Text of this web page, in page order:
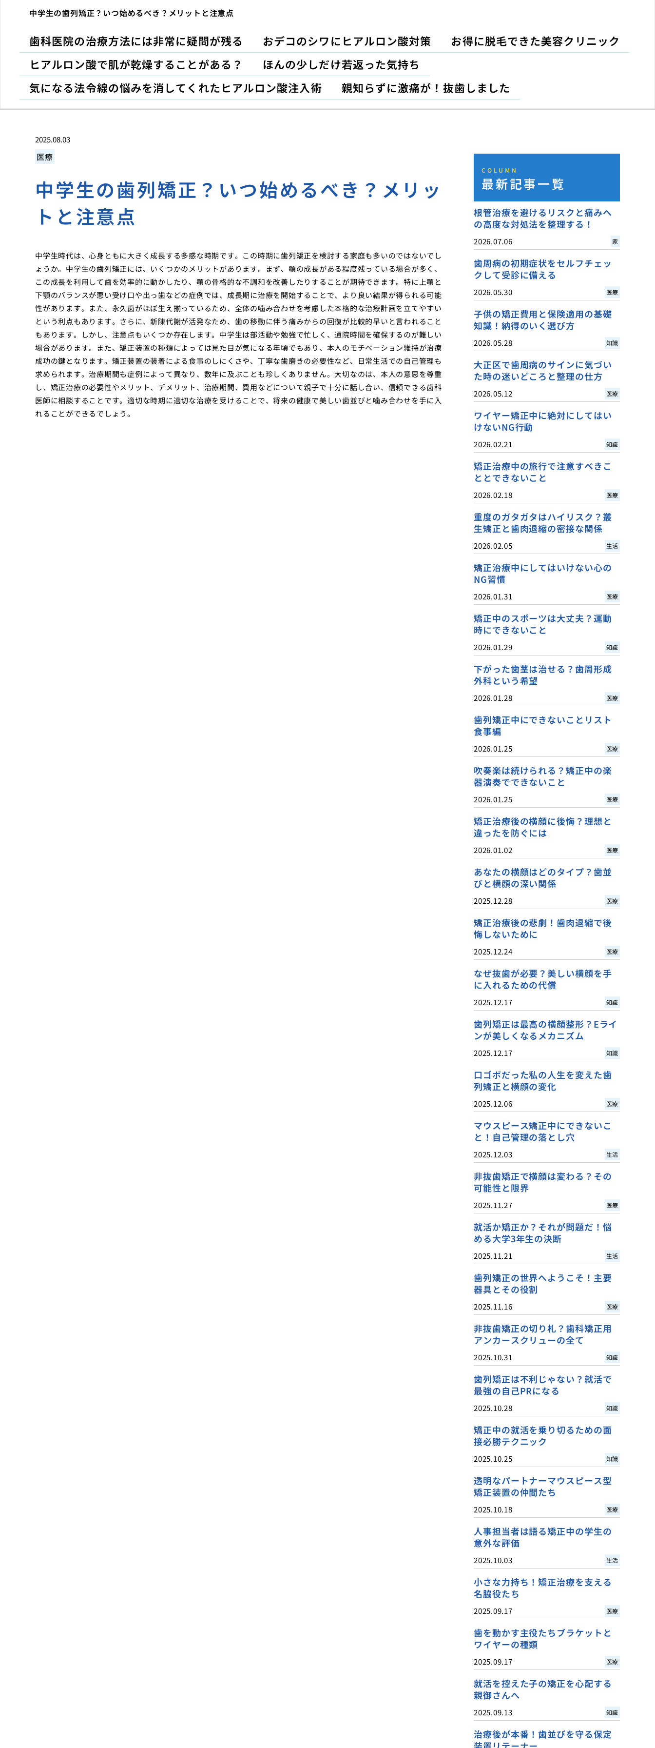
中学生の歯列矯正？いつ始めるべき？メリットと注意点
歯科医院の治療方法には非常に疑問が残る おデコのシワにヒアルロン酸対策
お得に脱毛できた美容クリニック
ヒアルロン酸で肌が乾燥することがある？
ほんの少しだけ若返った気持ち
気になる法令線の悩みを消してくれたヒアルロン酸注入術
親知らずに激痛が！抜歯しました
2025.08.03
医療
中学生の歯列矯正？いつ始めるべき？メリッ
トと注意点
中学生時代は、心身ともに大きく成長する多感な時期です。この時期に歯列矯正を検討する家庭も多いのではないでし
ょうか。中学生の歯列矯正には、いくつかのメリットがあります。まず、顎の成長がある程度残っている場合が多く、
この成長を利用して歯を効率的に動かしたり、顎の骨格的な不調和を改善したりすることが期待できます。特に上顎と
下顎のバランスが悪い受け口や出っ歯などの症例では、成長期に治療を開始することで、より良い結果が得られる可能
性があります。また、永久歯がほぼ生え揃っているため、全体の噛み合わせを考慮した本格的な治療計画を立てやすい
という利点もあります。さらに、新陳代謝が活発なため、歯の移動に伴う痛みからの回復が比較的早いと言われること
もあります。しかし、注意点もいくつか存在します。中学生は部活動や勉強で忙しく、通院時間を確保するのが難しい
場合があります。また、矯正装置の種類によっては見た目が気になる年頃でもあり、本人のモチベーション維持が治療
成功の鍵となります。矯正装置の装着による食事のしにくさや、丁寧な歯磨きの必要性など、日常生活での自己管理も
求められます。治療期間も症例によって異なり、数年に及ぶことも珍しくありません。大切なのは、本人の意思を尊重
し、矯正治療の必要性やメリット、デメリット、治療期間、費用などについて親子で十分に話し合い、信頼できる歯科
医師に相談することです。適切な時期に適切な治療を受けることで、将来の健康で美しい歯並びと噛み合わせを手に入
れることができるでしょう。
COLUMN
最新記事一覧
根管治療を避けるリスクと痛みへ
の高度な対処法を整理する！
2026.07.06 家
歯周病の初期症状をセルフチェッ
クして受診に備える
2026.05.30 医療
子供の矯正費用と保険適用の基礎
知識！納得のいく選び方
2026.05.28 知識
大正区で歯周病のサインに気づい
た時の迷いどころと整理の仕方
2026.05.12 医療
ワイヤー矯正中に絶対にしてはい
けないNG行動
2026.02.21 知識
矯正治療中の旅行で注意すべきこ
ととできないこと
2026.02.18 医療
重度のガタガタはハイリスク？叢
生矯正と歯肉退縮の密接な関係
2026.02.05 生活
矯正治療中にしてはいけない心の
NG習慣
2026.01.31 医療
矯正中のスポーツは大丈夫？運動
時にできないこと
2026.01.29 知識
下がった歯茎は治せる？歯周形成
外科という希望
2026.01.28 医療
歯列矯正中にできないことリスト
食事編
2026.01.25 医療
吹奏楽は続けられる？矯正中の楽
器演奏でできないこと
2026.01.25 医療
矯正治療後の横顔に後悔？理想と
違ったを防ぐには
2026.01.02 医療
あなたの横顔はどのタイプ？歯並
びと横顔の深い関係
2025.12.28 医療
矯正治療後の悲劇！歯肉退縮で後
悔しないために
2025.12.24 医療
なぜ抜歯が必要？美しい横顔を手
に入れるための代償
2025.12.17 知識
歯列矯正は最高の横顔整形？Eライ
ンが美しくなるメカニズム
2025.12.17 知識
口ゴボだった私の人生を変えた歯
列矯正と横顔の変化
2025.12.06 医療
マウスピース矯正中にできないこ
と！自己管理の落とし穴
2025.12.03 生活
非抜歯矯正で横顔は変わる？その
可能性と限界
2025.11.27 医療
就活か矯正か？それが問題だ！悩
める大学3年生の決断
2025.11.21 生活
歯列矯正の世界へようこそ！主要
器具とその役割
2025.11.16 医療
非抜歯矯正の切り札？歯科矯正用
アンカースクリューの全て
2025.10.31 知識
歯列矯正は不利じゃない？就活で
最強の自己PRになる
2025.10.28 知識
矯正中の就活を乗り切るための面
接必勝テクニック
2025.10.25 知識
透明なパートナーマウスピース型
矯正装置の仲間たち
2025.10.18 医療
人事担当者は語る矯正中の学生の
意外な評価
2025.10.03 生活
小さな力持ち！矯正治療を支える
名脇役たち
2025.09.17 医療
歯を動かす主役たちブラケットと
ワイヤーの種類
2025.09.17 医療
就活を控えた子の矯正を心配する
親御さんへ
2025.09.13 知識
治療後が本番！歯並びを守る保定